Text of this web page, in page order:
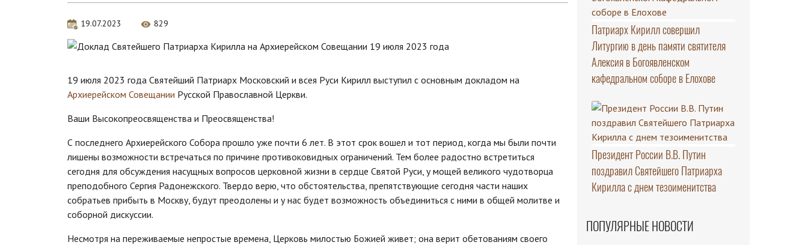
19.07.2023 829
19 июля 2023 года Святейший Патриарх Московский и всея Руси Кирилл выступил с основным докладом на
Архиерейском Совещании Русской Православной Церкви.
Ваши Высокопреосвященства и Преосвященства!
С последнего Архиерейского Собора прошло уже почти 6 лет. В этот срок вошел и тот период, когда мы были почти
лишены возможности встречаться по причине противоковидных ограничений. Тем более радостно встретиться
сегодня для обсуждения насущных вопросов церковной жизни в сердце Святой Руси, у мощей великого чудотворца
преподобного Сергия Радонежского. Твердо верю, что обстоятельства, препятствующие сегодня части наших
собратьев прибыть в Москву, будут преодолены и у нас будет возможность объединиться с ними в общей молитве и
соборной дискуссии.
Несмотря на переживаемые непростые времена, Церковь милостью Божией живет; она верит обетованиям своего
Патриарх Кирилл совершил
Литургию в день памяти святителя
Алексия в Богоявленском
кафедральном соборе в Елохове
Президент России В.В. Путин
поздравил Святейшего Патриарха
Кирилла с днем тезоименитства
ПОПУЛЯРНЫЕ НОВОСТИ